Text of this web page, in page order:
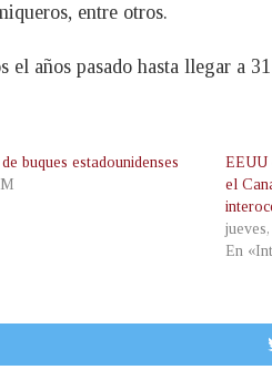
entre otros.
años pasado hasta llegar a
buques estadounidenses
EEUU
el
En